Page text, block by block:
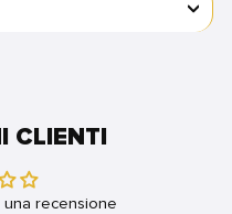
CLIENTI
una recensione